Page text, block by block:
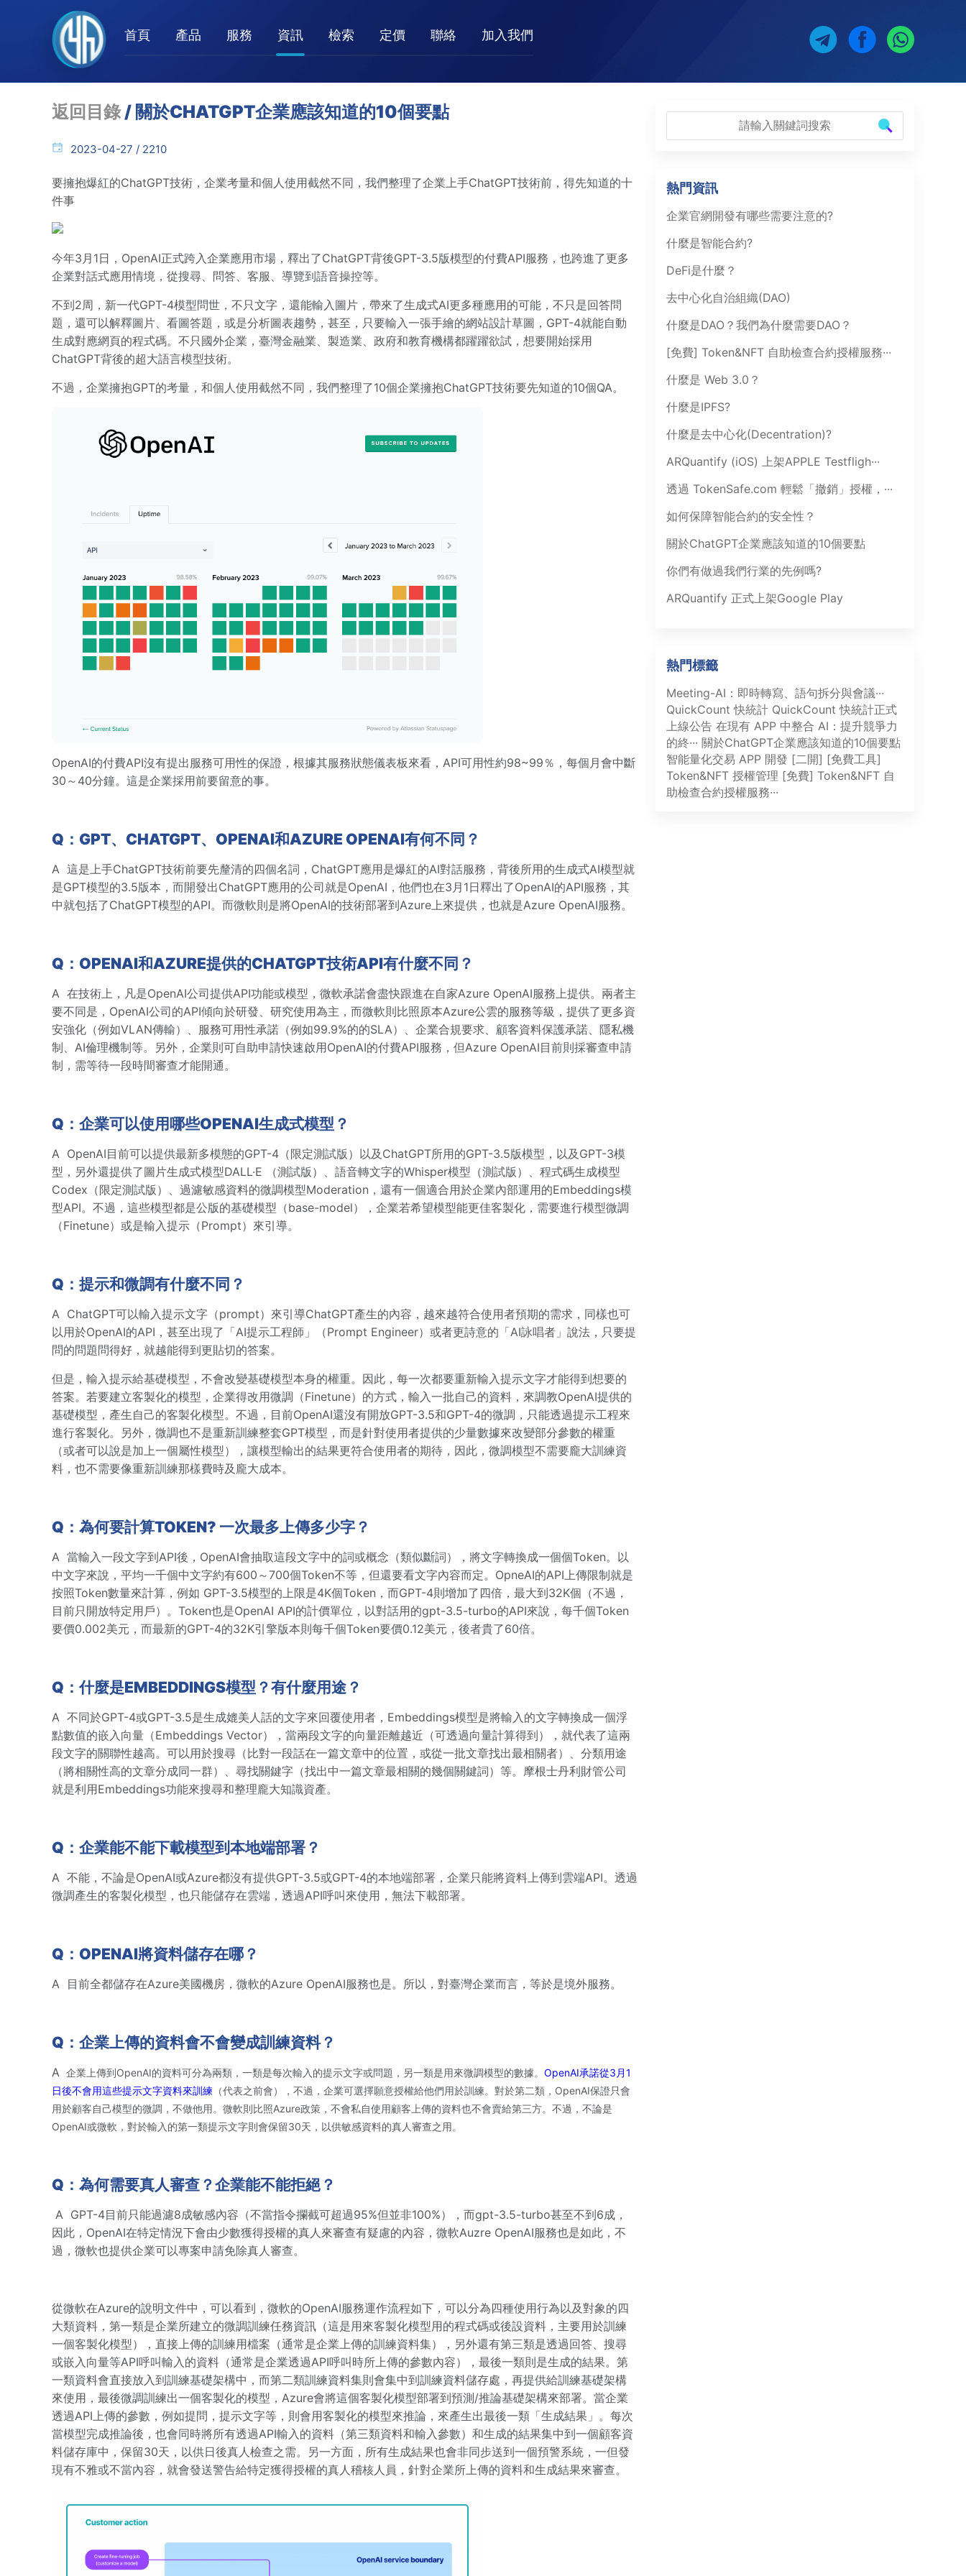
首頁 產品 服務 資訊 檢索 定價 聯絡 加入我們
返回目錄/ 關於CHATGPT企業應該知道的10個要點
2023-04-27 / 2210
要擁抱爆紅的ChatGPT技術，企業考量和個人使用截然不同，我們整理了企業上手ChatGPT技術前，得先知道的十
件事
今年3月1日，OpenAI正式跨入企業應用市場，釋出了ChatGPT背後GPT-3.5版模型的付費API服務，也跨進了更多
企業對話式應用情境，從搜尋、問答、客服、導覽到語音操控等。
不到2周，新一代GPT-4模型問世，不只文字，還能輸入圖片，帶來了生成式AI更多種應用的可能，不只是回答問
題，還可以解釋圖片、看圖答題，或是分析圖表趨勢，甚至，只要輸入一張手繪的網站設計草圖，GPT-4就能自動
生成對應網頁的程式碼。不只國外企業，臺灣金融業、製造業、政府和教育機構都躍躍欲試，想要開始採用
ChatGPT背後的超大語言模型技術。
不過，企業擁抱GPT的考量，和個人使用截然不同，我們整理了10個企業擁抱ChatGPT技術要先知道的10個QA。
OpenAI的付費API沒有提出服務可用性的保證，根據其服務狀態儀表板來看，API可用性約98~99％，每個月會中斷
30～40分鐘。這是企業採用前要留意的事。
Q：GPT、CHATGPT、OPENAI和AZURE OPENAI有何不同？
A 這是上手ChatGPT技術前要先釐清的四個名詞，ChatGPT應用是爆紅的AI對話服務，背後所用的生成式AI模型就
是GPT模型的3.5版本，而開發出ChatGPT應用的公司就是OpenAI，他們也在3月1日釋出了OpenAI的API服務，其
中就包括了ChatGPT模型的API。而微軟則是將OpenAI的技術部署到Azure上來提供，也就是Azure OpenAI服務。
Q：OPENAI和AZURE提供的CHATGPT技術API有什麼不同？
A 在技術上，凡是OpenAI公司提供API功能或模型，微軟承諾會盡快跟進在自家Azure OpenAI服務上提供。兩者主
要不同是，OpenAI公司的API傾向於研發、研究使用為主，而微軟則比照原本Azure公雲的服務等級，提供了更多資
安強化（例如VLAN傳輸）、服務可用性承諾（例如99.9%的的SLA）、企業合規要求、顧客資料保護承諾、隱私機
制、AI倫理機制等。另外，企業則可自助申請快速啟用OpenAI的付費API服務，但Azure OpenAI目前則採審查申請
制，需等待一段時間審查才能開通。
Q：企業可以使用哪些OPENAI生成式模型？
A OpenAI目前可以提供最新多模態的GPT-4（限定測試版）以及ChatGPT所用的GPT-3.5版模型，以及GPT-3模
型，另外還提供了圖片生成式模型DALL·E （測試版）、語音轉文字的Whisper模型（測試版）、程式碼生成模型
Codex（限定測試版）、過濾敏感資料的微調模型Moderation，還有一個適合用於企業內部運用的Embeddings模
型API。不過，這些模型都是公版的基礎模型（base-model），企業若希望模型能更佳客製化，需要進行模型微調
（Finetune）或是輸入提示（Prompt）來引導。
Q：提示和微調有什麼不同？
A ChatGPT可以輸入提示文字（prompt）來引導ChatGPT產生的內容，越來越符合使用者預期的需求，同樣也可
以用於OpenAI的API，甚至出現了「AI提示工程師」（Prompt Engineer）或者更詩意的「AI詠唱者」說法，只要提
問的問題問得好，就越能得到更貼切的答案。
但是，輸入提示給基礎模型，不會改變基礎模型本身的權重。因此，每一次都要重新輸入提示文字才能得到想要的
答案。若要建立客製化的模型，企業得改用微調（Finetune）的方式，輸入一批自己的資料，來調教OpenAI提供的
基礎模型，產生自己的客製化模型。不過，目前OpenAI還沒有開放GPT-3.5和GPT-4的微調，只能透過提示工程來
進行客製化。另外，微調也不是重新訓練整套GPT模型，而是針對使用者提供的少量數據來改變部分參數的權重
（或者可以說是加上一個屬性模型），讓模型輸出的結果更符合使用者的期待，因此，微調模型不需要龐大訓練資
料，也不需要像重新訓練那樣費時及龐大成本。
Q：為何要計算TOKEN? 一次最多上傳多少字？
A 當輸入一段文字到API後，OpenAI會抽取這段文字中的詞或概念（類似斷詞），將文字轉換成一個個Token。以
中文字來說，平均一千個中文字約有600～700個Token不等，但還要看文字內容而定。OpneAI的API上傳限制就是
按照Token數量來計算，例如 GPT-3.5模型的上限是4K個Token，而GPT-4則增加了四倍，最大到32K個（不過，
目前只開放特定用戶）。Token也是OpenAI API的計價單位，以對話用的gpt-3.5-turbo的API來說，每千個Token
要價0.002美元，而最新的GPT-4的32K引擎版本則每千個Token要價0.12美元，後者貴了60倍。
Q：什麼是EMBEDDINGS模型？有什麼用途？
A 不同於GPT-4或GPT-3.5是生成媲美人話的文字來回覆使用者，Embeddings模型是將輸入的文字轉換成一個浮
點數值的嵌入向量（Embeddings Vector），當兩段文字的向量距離越近（可透過向量計算得到），就代表了這兩
段文字的關聯性越高。可以用於搜尋（比對一段話在一篇文章中的位置，或從一批文章找出最相關者）、分類用途
（將相關性高的文章分成同一群）、尋找關鍵字（找出中一篇文章最相關的幾個關鍵詞）等。摩根士丹利財管公司
就是利用Embeddings功能來搜尋和整理龐大知識資產。
Q：企業能不能下載模型到本地端部署？
A 不能，不論是OpenAI或Azure都沒有提供GPT-3.5或GPT-4的本地端部署，企業只能將資料上傳到雲端API。透過
微調產生的客製化模型，也只能儲存在雲端，透過API呼叫來使用，無法下載部署。
Q：OPENAI將資料儲存在哪？
A 目前全都儲存在Azure美國機房，微軟的Azure OpenAI服務也是。所以，對臺灣企業而言，等於是境外服務。
Q：企業上傳的資料會不會變成訓練資料？
A 企業上傳到OpenAI的資料可分為兩類，一類是每次輸入的提示文字或問題，另一類是用來微調模型的數據。 OpenAI承諾從3月1
日後不會用這些提示文字資料來訓練 （代表之前會），不過，企業可選擇願意授權給他們用於訓練。對於第二類，OpenAI保證只會
用於顧客自己模型的微調，不做他用。微軟則比照Azure政策，不會私自使用顧客上傳的資料也不會賣給第三方。不過，不論是
OpenAI或微軟，對於輸入的第一類提示文字則會保留30天，以供敏感資料的真人審查之用。
Q：為何需要真人審查？企業能不能拒絕？
A GPT-4目前只能過濾8成敏感內容（不當指令攔截可超過95%但並非100%），而gpt-3.5-turbo甚至不到6成，
因此，OpenAI在特定情況下會由少數獲得授權的真人來審查有疑慮的內容，微軟Auzre OpenAI服務也是如此，不
過，微軟也提供企業可以專案申請免除真人審查。
從微軟在Azure的說明文件中，可以看到，微軟的OpenAI服務運作流程如下，可以分為四種使用行為以及對象的四
大類資料，第一類是企業所建立的微調訓練任務資訊（這是用來客製化模型用的程式碼或後設資料，主要用於訓練
一個客製化模型），直接上傳的訓練用檔案（通常是企業上傳的訓練資料集），另外還有第三類是透過回答、搜尋
或嵌入向量等API呼叫輸入的資料（通常是企業透過API呼叫時所上傳的參數內容），最後一類則是生成的結果。第
一類資料會直接放入到訓練基礎架構中，而第二類訓練資料集則會集中到訓練資料儲存處，再提供給訓練基礎架構
來使用，最後微調訓練出一個客製化的模型，Azure會將這個客製化模型部署到預測/推論基礎架構來部署。當企業
透過API上傳的參數，例如提問，提示文字等，則會用客製化的模型來推論，來產生出最後一類「生成結果」。每次
當模型完成推論後，也會同時將所有透過API輸入的資料（第三類資料和輸入參數）和生成的結果集中到一個顧客資
料儲存庫中，保留30天，以供日後真人檢查之需。另一方面，所有生成結果也會非同步送到一個預警系統，一但發
現有不雅或不當內容，就會發送警告給特定獲得授權的真人稽核人員，針對企業所上傳的資料和生成結果來審查。
熱門資訊
企業官網開發有哪些需要注意的?
什麼是智能合約?
DeFi是什麼？
去中心化自治組織(DAO)
什麼是DAO？我們為什麼需要DAO？
[免費] Token&NFT 自助檢查合約授權服務···
什麼是 Web 3.0？
什麼是IPFS?
什麼是去中心化(Decentration)?
ARQuantify (iOS) 上架APPLE Testfligh···
透過 TokenSafe.com 輕鬆「撤銷」授權，···
如何保障智能合約的安全性？
關於ChatGPT企業應該知道的10個要點
你們有做過我們行業的先例嗎?
ARQuantify 正式上架Google Play
熱門標籤
Meeting-AI：即時轉寫、語句拆分與會議···
QuickCount 快統計 QuickCount 快統計正式
上線公告 在現有 APP 中整合 AI：提升競爭力
的終··· 關於ChatGPT企業應該知道的10個要點
智能量化交易 APP 開發 [二開] [免費工具]
Token&NFT 授權管理 [免費] Token&NFT 自
助檢查合約授權服務···